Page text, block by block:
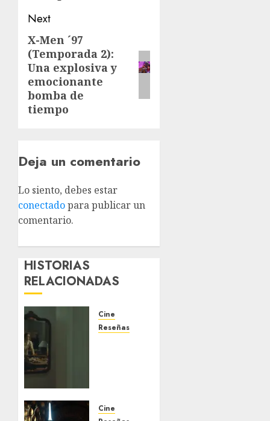
Next
X-Men ´97
(Temporada 2):
Una explosiva y
emocionante
bomba de
tiempo
Deja un comentario
Lo siento, debes estar
conectadopara publicar un
comentario.
HISTORIAS
RELACIONADAS
Cine
Reseñas
estrella
Cine